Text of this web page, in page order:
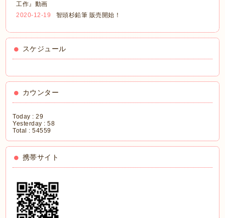
工作』動画
2020-12-19
智頭杉鉛筆 販売開始！
スケジュール
カウンター
Today :29
Yesterday :58
Total :54559
携帯サイト